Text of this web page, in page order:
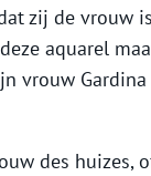
zij de vrouw
aquarel
vrouw
des huizes,